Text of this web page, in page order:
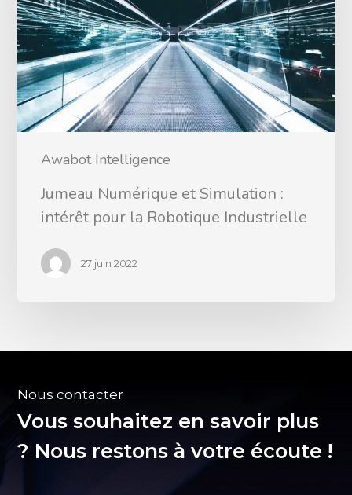
Awabot Intelligence
Jumeau Numérique et Simulation :
intérêt pour la Robotique Industrielle
27 juin 2022
Nous contacter
Vous souhaitez en savoir plus
? Nous restons à votre écoute !